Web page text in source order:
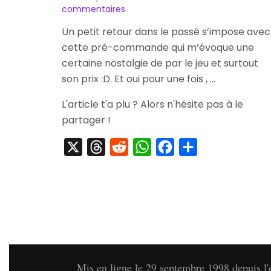
commentaires
Commande]
Pokemon
Âme
Argent
Un petit retour dans le passé s’impose avec
cette pré-commande qui m’évoque une
certaine nostalgie de par le jeu et surtout
son prix :D. Et oui pour une fois , …
L'article t'a plu ? Alors n'hésite pas à le
partager !
ThreadsRedditWhatsAppFacebook
Mis en ligne le 29 septembre 1998